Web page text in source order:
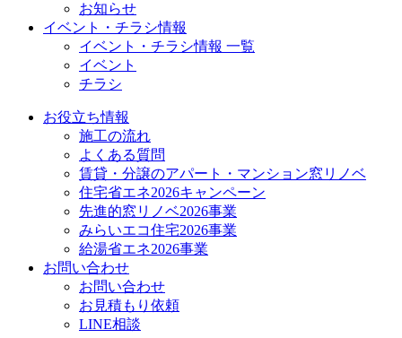
お知らせ
イベント・チラシ情報
イベント・チラシ情報 一覧
イベント
チラシ
お役立ち情報
施工の流れ
よくある質問
賃貸・分譲のアパート・マンション窓リノベ
住宅省エネ2026キャンペーン
先進的窓リノベ2026事業
みらいエコ住宅2026事業
給湯省エネ2026事業
お問い合わせ
お問い合わせ
お見積もり依頼
LINE相談